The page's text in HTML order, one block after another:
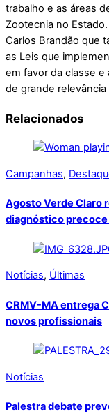
trabalho e as áreas
Zootecnia no
Carlos Brandão que
as Leis que
em favor da classe e
de grande relevância
Relacionados
Campanhas,
Agosto Verde Claro
diagnóstico
Notícias, Últimas
CRMV-MA entrega
novos profissionais
Notícias
Palestra debate